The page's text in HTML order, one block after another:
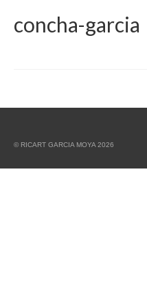
concha-garcia
© RICART GARCIA MOYA 2026